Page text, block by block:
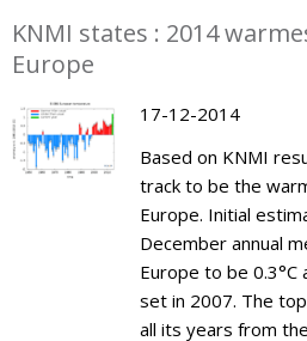
KNMI states : 2014
Europe
17-12-2014
Based on KNMI
track to be the
Europe. Initial
December annual
Europe to be
set in 2007. The
all its years from